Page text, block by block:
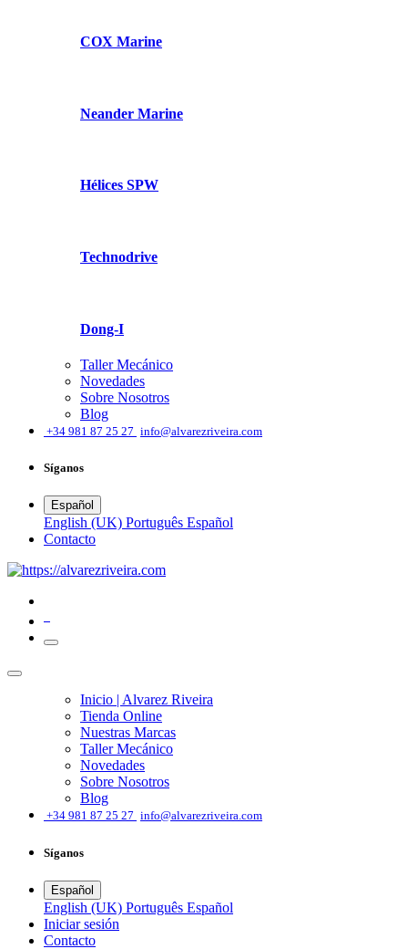
COX Marine
Neander Marine
Hélices SPW
Technodrive
Dong-I
Taller Mecánico
Novedades
Sobre Nosotros
Blog
+34 981 87 25 27 info@alvarezriveira.com
Síganos
Español
English (UK) Português Español
​Contacto
Inicio | Alvarez Riveira
Tienda Online
Nuestras Marcas
Taller Mecánico
Novedades
Sobre Nosotros
Blog
+34 981 87 25 27 info@alvarezriveira.com
Síganos
Español
English (UK) Português Español
Iniciar sesión
​Contacto